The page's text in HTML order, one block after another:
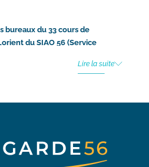
bureaux du 33 cours de
du SIAO 56 (Service
de nouveaux locaux plus vastes
rez-de-chaussée donc
personne (isolée, en couple,
besoin immédiat ou à court
Lire la suite